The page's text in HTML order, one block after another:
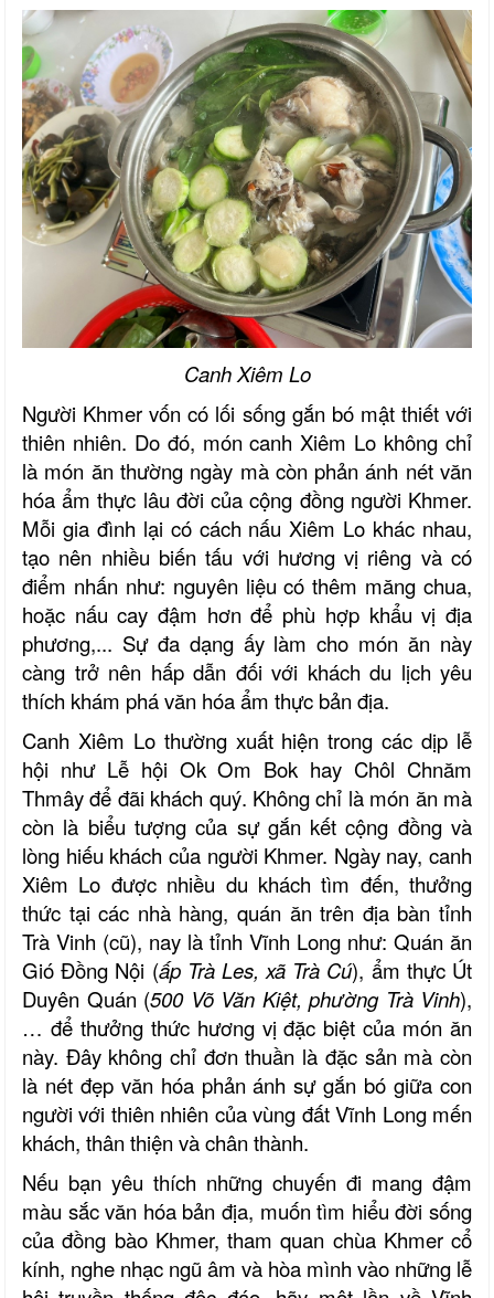
Canh Xiêm Lo
Người Khmer vốn có lối sống gắn bó mật thiết với
thiên nhiên. Do đó, món canh Xiêm Lo không chỉ
là món ăn thường ngày mà còn phản ánh nét văn
hóa ẩm thực lâu đời của cộng đồng người Khmer.
Mỗi gia đình lại có cách nấu Xiêm Lo khác nhau,
tạo nên nhiều biến tấu với hương vị riêng và có
điểm nhấn như: nguyên liệu có thêm măng chua,
hoặc nấu cay đậm hơn để phù hợp khẩu vị địa
phương,... Sự đa dạng ấy làm cho món ăn này
càng trở nên hấp dẫn đối với khách du lịch yêu
thích khám phá văn hóa ẩm thực bản địa.
Canh Xiêm Lo thường xuất hiệntrong các dịp lễ
hội như Lễ hội Ok Om Bok hay Chôl Chnăm
Thmây để đãi khách quý. Không chỉ là món ăn mà
còn là biểu tượng của sự gắn kết cộng đồng và
lòng hiếu khách của người Khmer. Ngày nay, canh
Xiêm Lo được nhiều du khách tìm đến, thưởng
thức tại các nhà hàng, quán ăn trên địa bàn tỉnh
Trà Vinh (cũ), nay là tỉnh Vĩnh Long như: Quán ăn
Gió Đồng Nội (ấp Trà Les, xã Trà Cú), ẩm thực Út
Duyên Quán (500 Võ Văn Kiệt, phường Trà Vinh),
… để thưởng thức hương vị đặc biệt của món ăn
này. Đây không chỉ đơn thuần là đặc sản mà còn
là nét đẹp văn hóa phản ánh sự gắn bó giữa con
người với thiên nhiên của vùng đất Vĩnh Long mến
khách, thân thiện và chân thành.
Nếu bạn yêu thích những chuyến đi mang đậm
màu sắc văn hóa bản địa, muốn tìm hiểu đời sống
của đồng bào Khmer, tham quan chùa Khmer cổ
kính, nghe nhạc ngũ âm và hòa mình vào những lễ